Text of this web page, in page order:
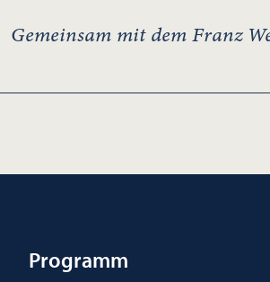
Gemeinsam mit dem Franz
Programm